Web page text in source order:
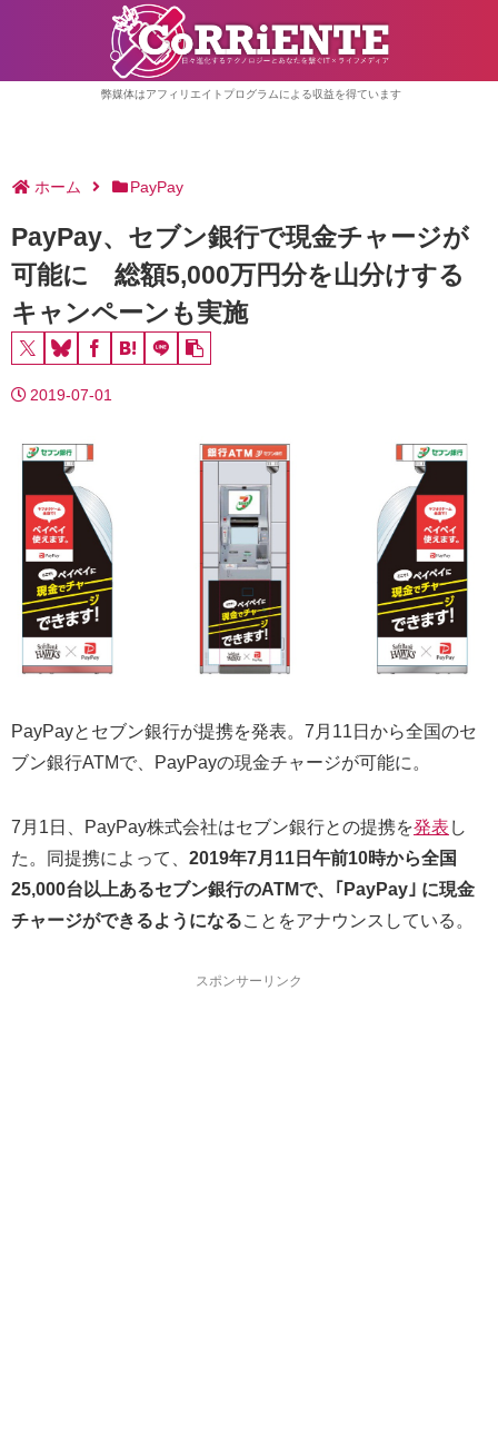
弊媒体はアフィリエイトプログラムによる収益を得ています
ホーム PayPay
PayPay、セブン銀行で現金チャージが
可能に 総額5,000万円分を山分けする
キャンペーンも実施
2019-07-01
PayPayとセブン銀行が提携を発表。7月11日から全国のセ
ブン銀行ATMで、PayPayの現金チャージが可能に。
7月1日、PayPay株式会社はセブン銀行との提携を発表 し
た。同提携によって、 2019年7月11日午前10時から全国
25,000台以上あるセブン銀行のATMで、｢PayPay｣ に現金
チャージができるようになることをアナウンスしている。
スポンサーリンク